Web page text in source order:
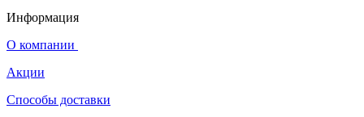
Информация
О компании
Акции
Способы доставки